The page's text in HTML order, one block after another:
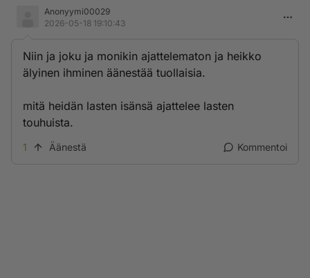
Anonyymi00029
2026-05-18 19:10:43
Niin ja joku ja monikin ajattelematon ja heikko
älyinen ihminen äänestää tuollaisia.
mitä heidän lasten isänsä ajattelee lasten
touhuista.
1 Äänestä Kommentoi